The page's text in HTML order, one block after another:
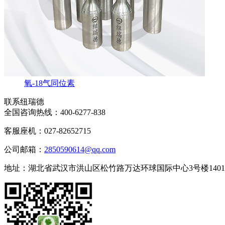
氧-18气同位素
联系纽瑞德
全国咨询热线： 400-6277-838
客服座机：027-82652715
公司邮箱： 2850590614@qq.com
地址：湖北省武汉市洪山区松竹路万达环球国际中心3号楼